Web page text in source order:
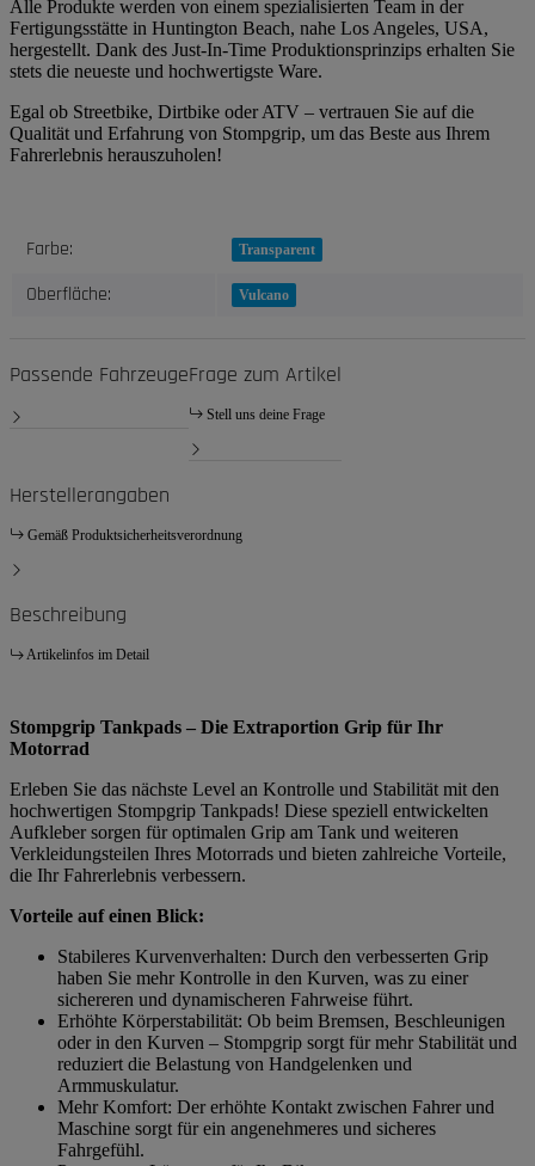
Alle Produkte werden von einem spezialisierten Team in der
Fertigungsstätte in Huntington Beach, nahe Los Angeles, USA,
hergestellt. Dank des Just-In-Time Produktionsprinzips erhalten Sie
stets die neueste und hochwertigste Ware.
Egal ob Streetbike, Dirtbike oder ATV – vertrauen Sie auf die
Qualität und Erfahrung von Stompgrip, um das Beste aus Ihrem
Fahrerlebnis herauszuholen!
Produkteigenschaft
Wert
Farbe: Transparent
Oberfläche: Vulcano
Passende FahrzeugeFrage zum Artikel
Stell uns deine Frage
Herstellerangaben
Gemäß Produktsicherheitsverordnung
Beschreibung
Artikelinfos im Detail
Stompgrip Tankpads – Die Extraportion Grip für Ihr
Motorrad
Erleben Sie das nächste Level an Kontrolle und Stabilität mit den
hochwertigen Stompgrip Tankpads! Diese speziell entwickelten
Aufkleber sorgen für optimalen Grip am Tank und weiteren
Verkleidungsteilen Ihres Motorrads und bieten zahlreiche Vorteile,
die Ihr Fahrerlebnis verbessern.
Vorteile auf einen Blick:
Stabileres Kurvenverhalten: Durch den verbesserten Grip
haben Sie mehr Kontrolle in den Kurven, was zu einer
sichereren und dynamischeren Fahrweise führt.
Erhöhte Körperstabilität: Ob beim Bremsen, Beschleunigen
oder in den Kurven – Stompgrip sorgt für mehr Stabilität und
reduziert die Belastung von Handgelenken und
Armmuskulatur.
Mehr Komfort: Der erhöhte Kontakt zwischen Fahrer und
Maschine sorgt für ein angenehmeres und sicheres
Fahrgefühl.